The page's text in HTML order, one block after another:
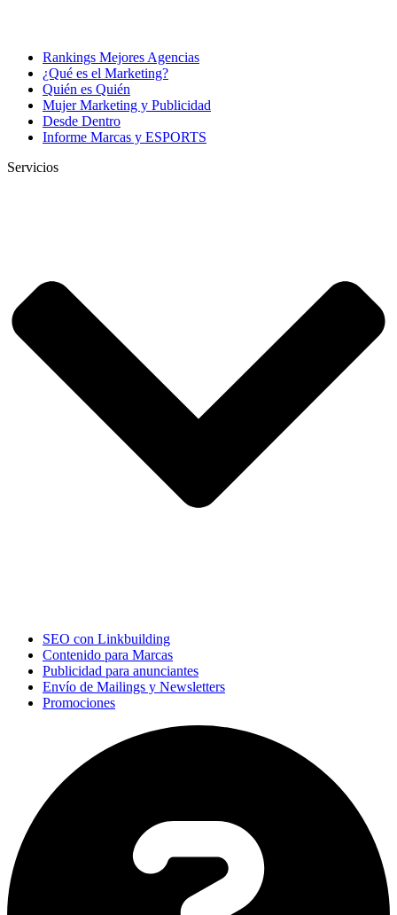
Rankings Mejores Agencias
¿Qué es el Marketing?
Quién es Quién
Mujer Marketing y Publicidad
Desde Dentro
Informe Marcas y ESPORTS
Servicios
SEO con Linkbuilding
Contenido para Marcas
Publicidad para anunciantes
Envío de Mailings y Newsletters
Promociones